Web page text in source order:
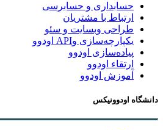
حسابداری و حسابرسی
ارتباط با مشتریان
طراحی وبسایت و سئو
یکپارچه‌سازی وAPI اودوو
پیاده‌سازی اودوو
ارتقاء اودوو
آموزش اودوو
دانشگاه اودوونیکس